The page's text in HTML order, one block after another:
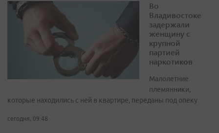
Во
Владивостоке
задержали
женщину с
крупной
партией
наркотиков
Малолетние
племянники,
которые находились с ней в квартире, переданы под опеку
сегодня, 09:48